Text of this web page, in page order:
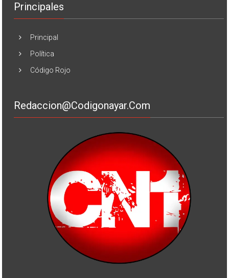
Principales
Principal
Política
Código Rojo
Redaccion@codigonayar.com